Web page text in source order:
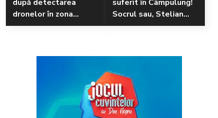
după detectarea
dronelor în zona
Tulcea
suferit în Câmpulung!
Socrul sau, Stelian
Ogică a făcut